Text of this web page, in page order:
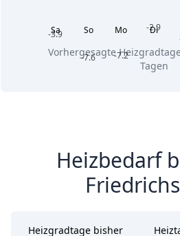
Sa
-3.9 So
-7.6
Mo
-7.2
Di
-2.9
Vorhergesagte
Tagen
Heizbedarf
Heizgradtage bisher